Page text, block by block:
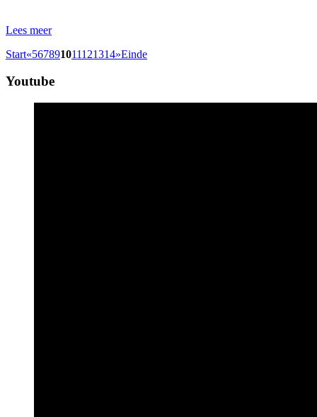
Lees meer
Start«567891011121314»Einde
Youtube